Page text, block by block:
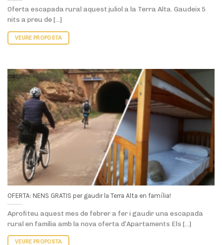
OFERTA: NENS GRATIS per gaudir la Terra Alta en família!
Aprofiteu aquest mes de febrer a fer i gaudir una escapada
rural en família amb la nova oferta d’Apartaments Els [...]
VEURE PROPOSTA